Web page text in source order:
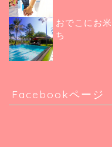
おでこにお
ち
Facebookページ